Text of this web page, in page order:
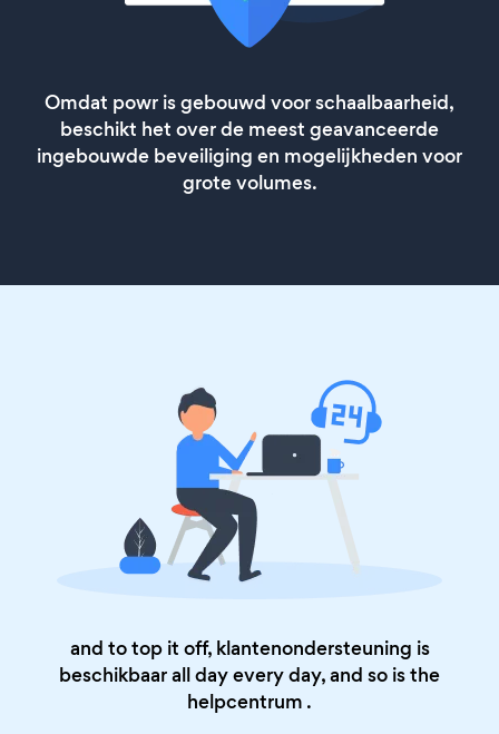
Omdat powr is gebouwd voor schaalbaarheid,
beschikt het over de meest geavanceerde
ingebouwde beveiliging en mogelijkheden voor
grote volumes.
and to top it off, klantenondersteuning is
beschikbaar all day every day, and so is the
helpcentrum .